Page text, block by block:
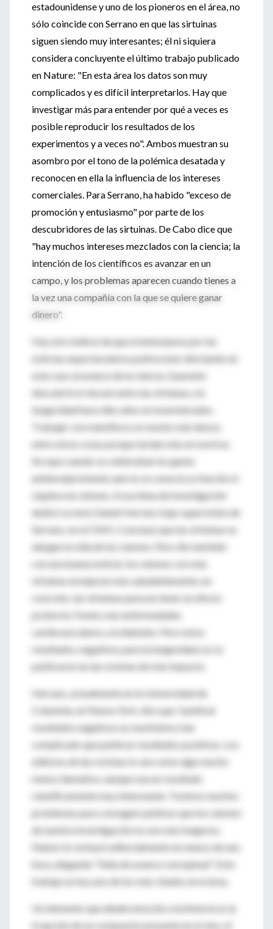
estadounidense y uno de los pioneros en el área, no
sólo coincide con Serrano en que las sirtuinas
siguen siendo muy interesantes; él ni siquiera
considera concluyente el último trabajo publicado
en Nature: "En esta área los datos son muy
complicados y es difícil interpretarlos. Hay que
investigar más para entender por qué a veces es
posible reproducir los resultados de los
experimentos y a veces no". Ambos muestran su
asombro por el tono de la polémica desatada y
reconocen en ella la influencia de los intereses
comerciales. Para Serrano, ha habido "exceso de
promoción y entusiasmo" por parte de los
descubridores de las sirtuinas. De Cabo dice que
"hay muchos intereses mezclados con la ciencia; la
intención de los científicos es avanzar en un
campo, y los problemas aparecen cuando tienes a
la vez una compañía con la que se quiere ganar
dinero".
Hay otro indicio de que el entusiasmo por las
noticias espectaculares podría estar afectando en
este caso al avance de la ciencia. Guarente
descubrió el vínculo entre las sirtuinas y la
longevidad hace diez años en invertebrados.
Trabajar con mamíferos es mucho más latoso,
entre otras cosas porque tardan más en morirse.
Así que cuando se celebraban los genes
antienvejecimiento aún no se conocía su función ni
siquiera en ratones. A esa línea de investigación
dedicó su tesis Daniel Herranz bajo supervisión de
Serrano, en el CNIO. Concluyó que las sirtuinas no
alargan la vida de los ratones. Pero dio también
con una buena noticia: los ratones con más
sirtuinas envejecen más saludablemente; en
concreto, las sirtuinas parecen tener un efecto
protector frente a las enfermedades
cardiovasculares y la diabetes. Pero estos
resultados, negativos para la longevidad, no se
publicaron en las revistas de más impacto.
Herranz, actualmente en la Universidad de
Columbia, en Nueva York, dice que "publicar
resultados negativos es muchísimo más
complicado que publicar resultados positivos. Los
editores de las revistas lo ven como algo mucho
menos llamativo, aunque sea un resultado
científicamente muy interesante. Tuvimos muchos
problemas para conseguir publicar que los ratones
de nuestra investigación no son más longevos.
Nature lo rechazó editorialmente en menos de una
hora, alegando "falta de avance conceptual". Este
trabajo es hoy uno de los más citados en el área.
Un elemento que añade emoción a la historia es la
irrupción de un compuesto presente en el vino, el